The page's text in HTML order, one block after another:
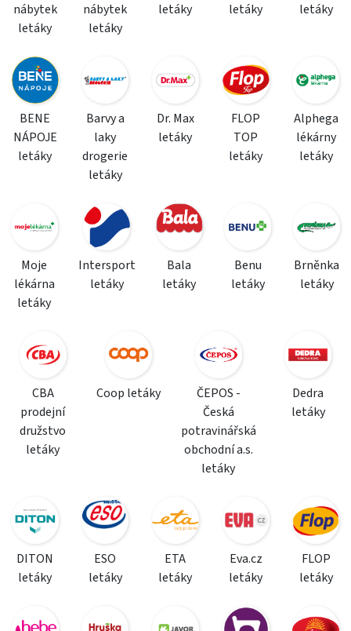
nábytek
letáky
nábytek
letáky
letáky
letáky
letáky
BENE
NÁPOJE
letáky
Barvy a
laky
drogerie
letáky
Dr. Max
letáky
FLOP
TOP
letáky
Alphega
lékárny
letáky
Moje
lékárna
letáky
Intersport
letáky
Bala
letáky
Benu
letáky
Brněnka
letáky
CBA
prodejní
družstvo
letáky
Coop letáky
ČEPOS -
Česká
potravinářská
obchodní a.s.
letáky
Dedra
letáky
DITON
letáky
ESO
letáky
ETA
letáky
Eva.cz
letáky
FLOP
letáky